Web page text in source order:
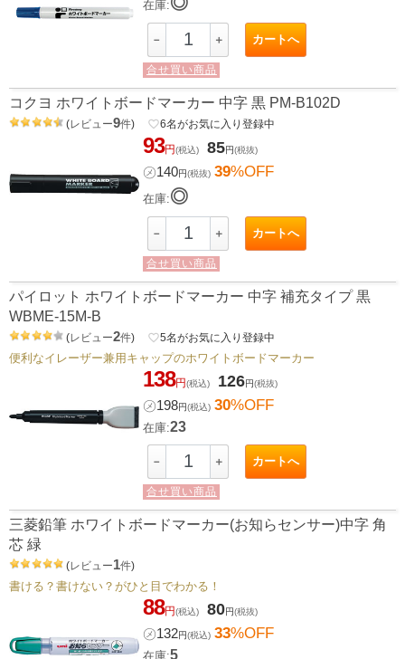
在庫:
－ ＋ カートへ
合せ買い商品
コクヨ ホワイトボードマーカー 中字 黒 PM-B102D
(レビュー9件) favorite_border6名がお気に入り登録中
93円(税込) 85円(税抜)
㋱140円(税抜) 39%OFF
在庫:◎
－ ＋ カートへ
合せ買い商品
パイロット ホワイトボードマーカー 中字 補充タイプ 黒
WBME-15M-B
(レビュー2件) favorite_border5名がお気に入り登録中
便利なイレーザー兼用キャップのホワイトボードマーカー
138円(税込) 126円(税抜)
㋱198円(税込) 30%OFF
在庫:23
－ ＋ カートへ
合せ買い商品
三菱鉛筆 ホワイトボードマーカー(お知らセンサー)中字 角
芯 緑
(レビュー1件)
書ける？書けない？がひと目でわかる！
88円(税込) 80円(税抜)
㋱132円(税込) 33%OFF
在庫:5